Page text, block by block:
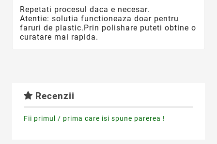
Repetati procesul daca e necesar.
Atentie: solutia functioneaza doar pentru
faruri de plastic.Prin polishare puteti obtine o
curatare mai rapida.
Recenzii
Fii primul / prima care isi spune parerea !